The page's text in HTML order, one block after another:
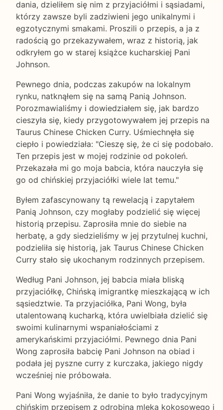
dania, dzieliłem się nim z przyjaciółmi i sąsiadami,
którzy zawsze byli zadziwieni jego unikalnymi i
egzotycznymi smakami. Proszili o przepis, a ja z
radością go przekazywałem, wraz z historią, jak
odkryłem go w starej książce kucharskiej Pani
Johnson.
Pewnego dnia, podczas zakupów na lokalnym
rynku, natknąłem się na samą Panią Johnson.
Porozmawialiśmy i dowiedziałem się, jak bardzo
cieszyła się, kiedy przygotowywałem jej przepis na
Taurus Chinese Chicken Curry. Uśmiechnęła się
ciepło i powiedziała: "Cieszę się, że ci się podobało.
Ten przepis jest w mojej rodzinie od pokoleń.
Przekazała mi go moja babcia, która nauczyła się
go od chińskiej przyjaciółki wiele lat temu."
Byłem zafascynowany tą rewelacją i zapytałem
Panią Johnson, czy mogłaby podzielić się więcej
historią przepisu. Zaprosiła mnie do siebie na
herbatę, a gdy siedzieliśmy w jej przytulnej kuchni,
podzieliła się historią, jak Taurus Chinese Chicken
Curry stało się ukochanym rodzinnych przepisem.
Według Pani Johnson, jej babcia miała bliską
przyjaciółkę, Chińską imigrantkę mieszkającą w ich
sąsiedztwie. Ta przyjaciółka, Pani Wong, była
utalentowaną kucharką, która uwielbiała dzielić się
swoimi kulinarnymi wspaniałościami z
amerykańskimi przyjaciółmi. Pewnego dnia Pani
Wong zaprosiła babcię Pani Johnson na obiad i
podała jej pyszne curry z kurczaka, jakiego nigdy
wcześniej nie próbowała.
Pani Wong wyjaśniła, że danie to było tradycyjnym
chińskim przepisem z odrobiną mleka kokosowego i